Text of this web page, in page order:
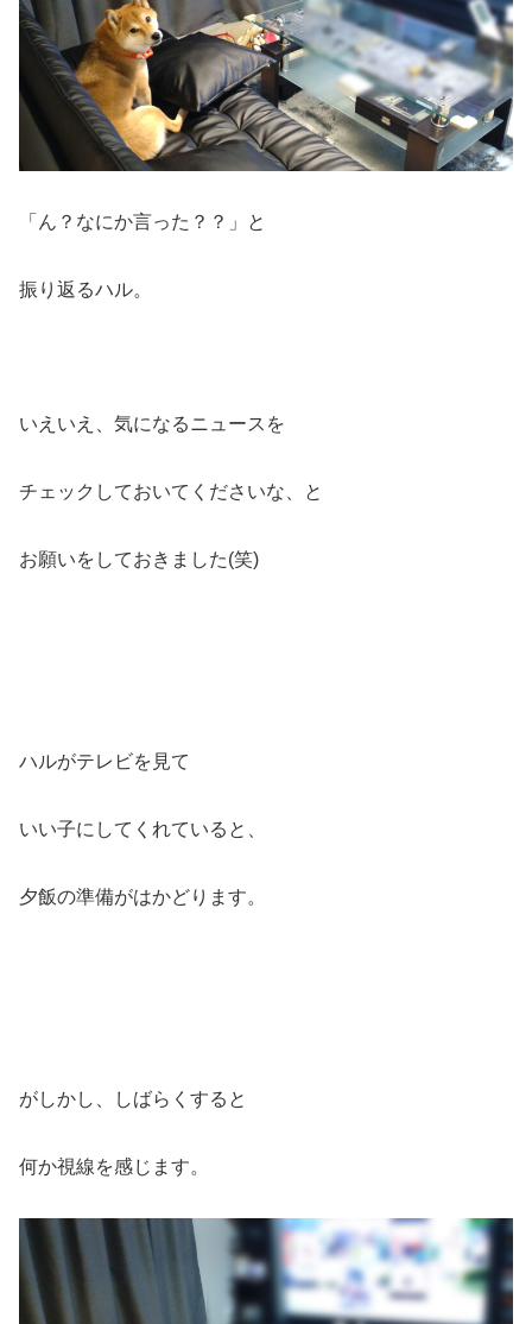
「ん？なにか言った？？」と
振り返るハル。
いえいえ、気になるニュースを
チェックしておいてくださいな、と
お願いをしておきました(笑)
ハルがテレビを見て
いい子にしてくれていると、
夕飯の準備がはかどります。
がしかし、しばらくすると
何か視線を感じます。